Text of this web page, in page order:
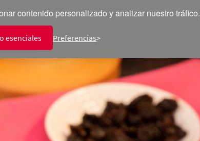
contenido personalizado y analizar nuestro tráfico.
esenciales Preferencias
Sala de Prensa Integridad y Ética